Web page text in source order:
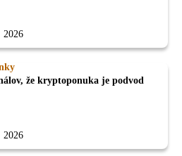
2026
že kryptoponuka je podvod
2026